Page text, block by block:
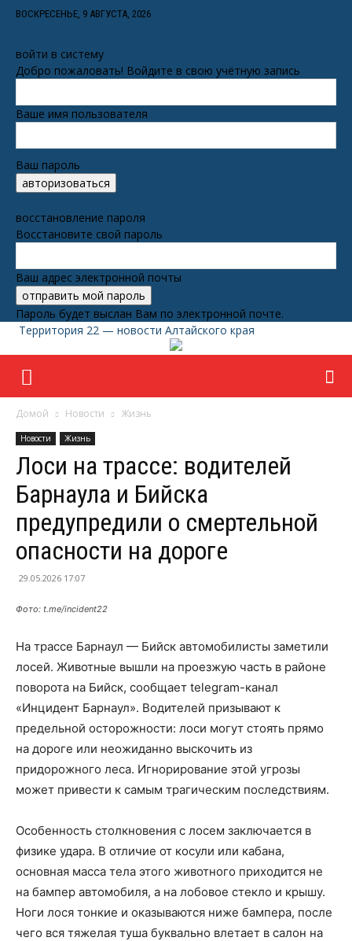
ВОСКРЕСЕНЬЕ, 9 АВГУСТА, 2026
войти в систему
Добро пожаловать! Войдите в свою учётную запись
Ваше имя пользователя
Ваш пароль
восстановление пароля
Восстановите свой пароль
Ваш адрес электронной почты
Пароль будет выслан Вам по электронной почте.
Территория 22 — новости Алтайского края
Домой Новости Жизнь
Новости Жизнь
Лоси на трассе: водителей
Барнаула и Бийска
предупредили о смертельной
опасности на дороге
29.05.2026 17:07
Фото: t.me/incident22
На трассе Барнаул — Бийск автомобилисты заметили
лосей. Животные вышли на проезжую часть в районе
поворота на Бийск, сообщает telegram-канал
«Инцидент Барнаул». Водителей призывают к
предельной осторожности: лоси могут стоять прямо
на дороге или неожиданно выскочить из
придорожного леса. Игнорирование этой угрозы
может привести к самым трагическим последствиям.
Особенность столкновения с лосем заключается в
физике удара. В отличие от косули или кабана,
основная масса тела этого животного приходится не
на бампер автомобиля, а на лобовое стекло и крышу.
Ноги лося тонкие и оказываются ниже бампера, после
чего вся тяжелая туша буквально влетает в салон на